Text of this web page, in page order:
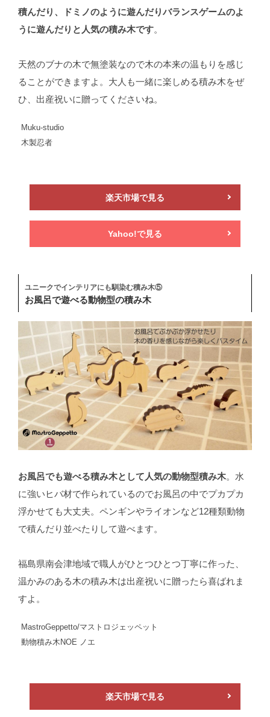
積んだり、ドミノのように遊んだりバランスゲームのよ
うに遊んだりと人気の積み木です。
天然のブナの木で無塗装なので木の本来の温もりを感じ
ることができますよ。大人も一緒に楽しめる積み木をぜ
ひ、出産祝いに贈ってくださいね。
Muku-studio
木製忍者
楽天市場で見る
Yahoo!で見る
ユニークでインテリアにも馴染む積み木⑤
お風呂で遊べる動物型の積み木
お風呂でも遊べる積み木として人気の動物型積み木。水
に強いヒバ材で作られているのでお風呂の中でプカプカ
浮かせても大丈夫。ペンギンやライオンなど12種類動物
で積んだり並べたりして遊べます。
福島県南会津地域で職人がひとつひとつ丁寧に作った、
温かみのある木の積み木は出産祝いに贈ったら喜ばれま
すよ。
MastroGeppetto/マストロジェッペット
動物積み木NOE ノエ
楽天市場で見る